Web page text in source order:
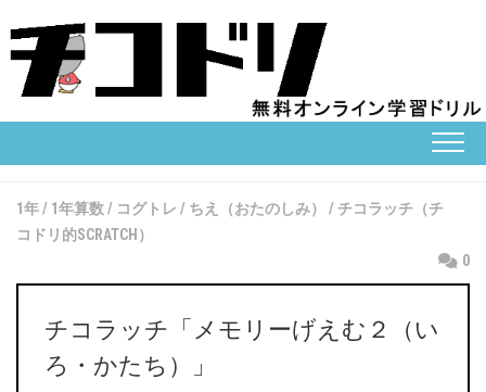
to
content
1年/ 1年算数/ コグトレ / ちえ（おたのしみ） / チコラッチ（チ
コドリ的SCRATCH）
0
チコラッチ「メモリーげえむ２（い
ろ・かたち）」